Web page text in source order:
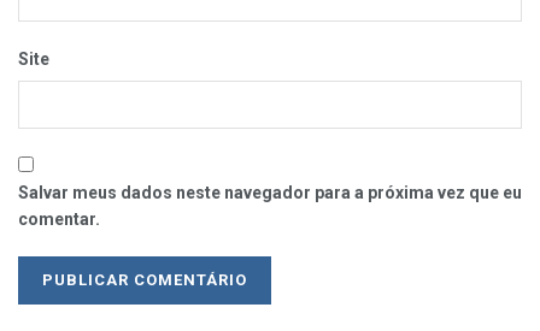
Site
Salvar meus dados neste navegador para a próxima vez que eu
comentar.